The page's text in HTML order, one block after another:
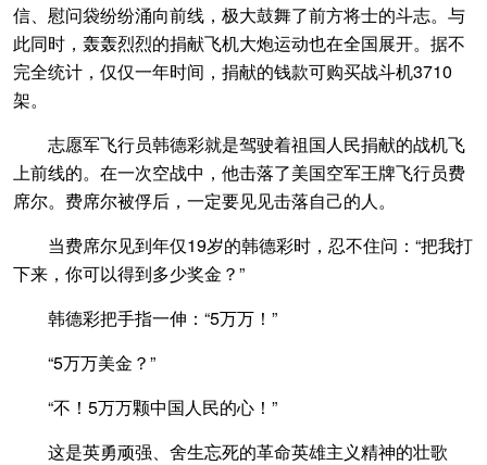
信、慰问袋纷纷涌向前线，极大鼓舞了前方将士的斗志。与
此同时，轰轰烈烈的捐献飞机大炮运动也在全国展开。据不
完全统计，仅仅一年时间，捐献的钱款可购买战斗机3710
架。
志愿军飞行员韩德彩就是驾驶着祖国人民捐献的战机飞
上前线的。在一次空战中，他击落了美国空军王牌飞行员费
席尔。费席尔被俘后，一定要见见击落自己的人。
当费席尔见到年仅19岁的韩德彩时，忍不住问：“把我打
下来，你可以得到多少奖金？”
韩德彩把手指一伸：“5万万！”
“5万万美金？”
“不！5万万颗中国人民的心！”
这是英勇顽强、舍生忘死的革命英雄主义精神的壮歌